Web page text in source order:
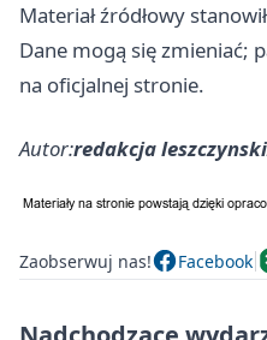
Materiał źródłowy
Dane mogą się zmieniać;
na oficjalnej stronie.
Autor:redakcja
Zaobserwuj nas! Facebook